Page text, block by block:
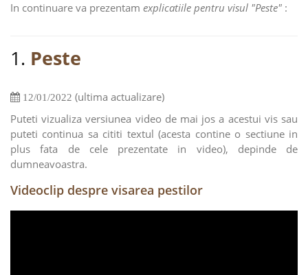
In continuare va prezentam explicatiile pentru visul "Peste" :
1. Peste
12/01/2022 (ultima actualizare)
Puteti vizualiza versiunea video de mai jos a acestui vis sau
puteti continua sa cititi textul (acesta contine o sectiune in
plus fata de cele prezentate in video), depinde de
dumneavoastra.
Videoclip despre visarea pestilor